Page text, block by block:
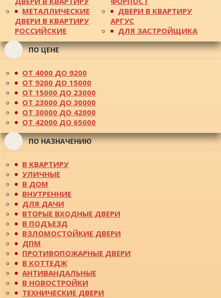
МЕТАЛЛИЧЕСКИЕ
ДВЕРИ В КВАРТИРУ
РОССИЙСКИЕ
ДВЕРИ В КВАРТИРУ
АРГУС
ДЛЯ ЗАСТРОЙЩИКА
ПО ЦЕНЕ
ОТ 4000 ДО 9200
ОТ 9200 ДО 15000
ОТ 15000 ДО 23000
ОТ 23000 ДО 30000
ОТ 30000 ДО 42000
ОТ 42000 ДО 65000
ПО НАЗНАЧЕНИЮ
В КВАРТИРУ
УЛИЧНЫЕ
В ДОМ
ВНУТРЕННИЕ
ДЛЯ ДАЧИ
ВТОРЫЕ ВХОДНЫЕ ДВЕРИ
В ПОДЪЕЗД
ВЗЛОМОСТОЙКИЕ ДВЕРИ
ДПМ
ПРОТИВОПОЖАРНЫЕ ДВЕРИ
В КОТТЕДЖ
АНТИВАНДАЛЬНЫЕ
В НОВОСТРОЙКИ
ТЕХНИЧЕСКИЕ ДВЕРИ